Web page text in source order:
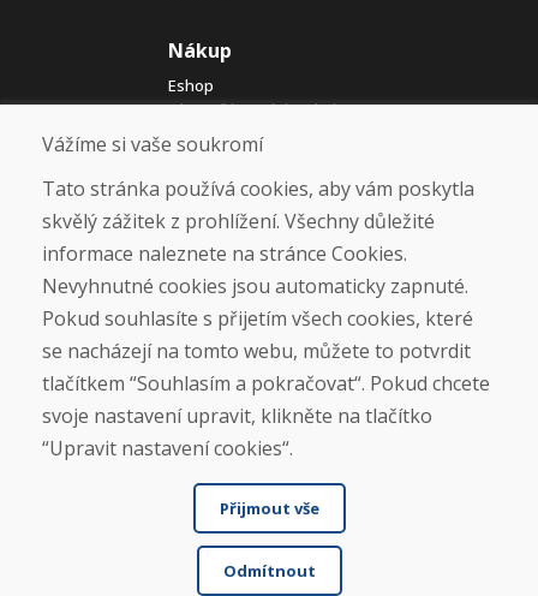
Nákup
Eshop
Jak posíláme elektrokola
Obchodní podmínky
Doprava
Platba
Vrácení a výměna zboží
Ochrana osobních údajů
Cookies
Sociální sítě
Vážíme si vaše soukromí
Tato stránka používá cookies, aby vám poskytla
skvělý zážitek z prohlížení. Všechny důležité
informace naleznete na stránce Cookies.
Nevyhnutné cookies jsou automaticky zapnuté.
Pokud souhlasíte s přijetím všech cookies, které
se nacházejí na tomto webu, můžete to potvrdit
tlačítkem “Souhlasím a pokračovat“. Pokud chcete
svoje nastavení upravit, klikněte na tlačítko
“Upravit nastavení cookies“.
Přijmout vše
Odmítnout